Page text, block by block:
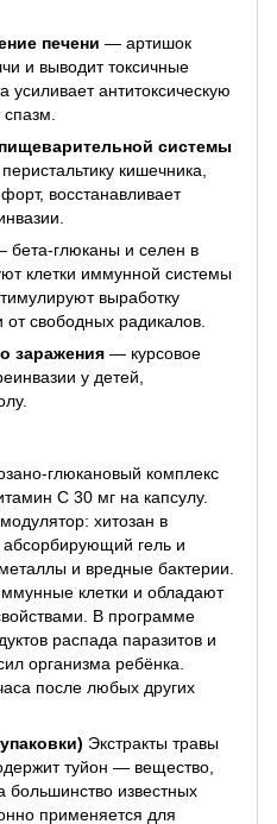
печени — артишок
и выводит токсичные
антитоксическую
системы
кишечника,
восстанавливает
бета-глюканы и селен в
клетки иммунной системы
выработку
свободных радикалов.
заражения — курсовое
у детей,
глюкановый комплекс
С 30 мг на капсулу.
хитозан в
гель и
и вредные бактерии.
клетки и обладают
В программе
распада паразитов и
организма ребёнка.
после любых других
Экстракты травы
туйон — вещество,
большинство известных
применяется для